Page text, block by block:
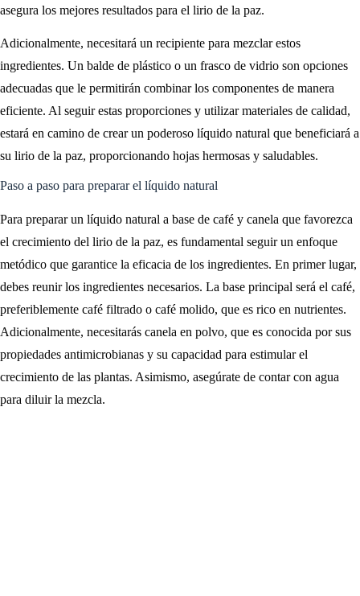
asegura los mejores resultados para el lirio de la paz.
Adicionalmente, necesitará un recipiente para mezclar estos
ingredientes. Un balde de plástico o un frasco de vidrio son opciones
adecuadas que le permitirán combinar los componentes de manera
eficiente. Al seguir estas proporciones y utilizar materiales de calidad,
estará en camino de crear un poderoso líquido natural que beneficiará a
su lirio de la paz, proporcionando hojas hermosas y saludables.
Paso a paso para preparar el líquido natural
Para preparar un líquido natural a base de café y canela que favorezca
el crecimiento del lirio de la paz, es fundamental seguir un enfoque
metódico que garantice la eficacia de los ingredientes. En primer lugar,
debes reunir los ingredientes necesarios. La base principal será el café,
preferiblemente café filtrado o café molido, que es rico en nutrientes.
Adicionalmente, necesitarás canela en polvo, que es conocida por sus
propiedades antimicrobianas y su capacidad para estimular el
crecimiento de las plantas. Asimismo, asegúrate de contar con agua
para diluir la mezcla.